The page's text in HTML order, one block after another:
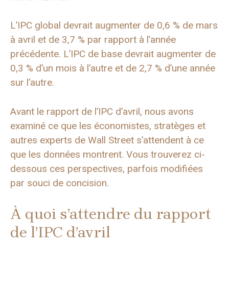
L’IPC global devrait augmenter de 0,6 % de mars
à avril et de 3,7 % par rapport à l’année
précédente. L’IPC de base devrait augmenter de
0,3 % d’un mois à l’autre et de 2,7 % d’une année
sur l’autre.
Avant le rapport de l’IPC d’avril, nous avons
examiné ce que les économistes, stratèges et
autres experts de Wall Street s’attendent à ce
que les données montrent. Vous trouverez ci-
dessous ces perspectives, parfois modifiées
par souci de concision.
À quoi s’attendre du rapport
de l’IPC d’avril